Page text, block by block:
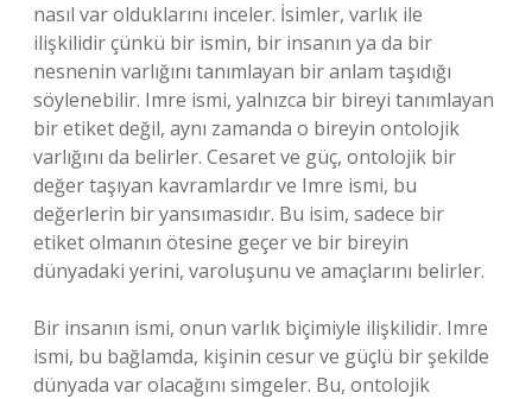
nasıl var olduklarını inceler. İsimler, varlık ile
ilişkilidir çünkü bir ismin, bir insanın ya da bir
nesnenin varlığını tanımlayan bir anlam taşıdığı
söylenebilir. Imre ismi, yalnızca bir bireyi tanımlayan
bir etiket değil, aynı zamanda o bireyin ontolojik
varlığını da belirler. Cesaret ve güç, ontolojik bir
değer taşıyan kavramlardır ve Imre ismi, bu
değerlerin bir yansımasıdır. Bu isim, sadece bir
etiket olmanın ötesine geçer ve bir bireyin
dünyadaki yerini, varoluşunu ve amaçlarını belirler.
Bir insanın ismi, onun varlık biçimiyle ilişkilidir. Imre
ismi, bu bağlamda, kişinin cesur ve güçlü bir şekilde
dünyada var olacağını simgeler. Bu, ontolojik